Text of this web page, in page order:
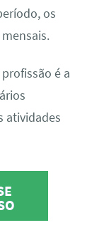
os
é a
atividades